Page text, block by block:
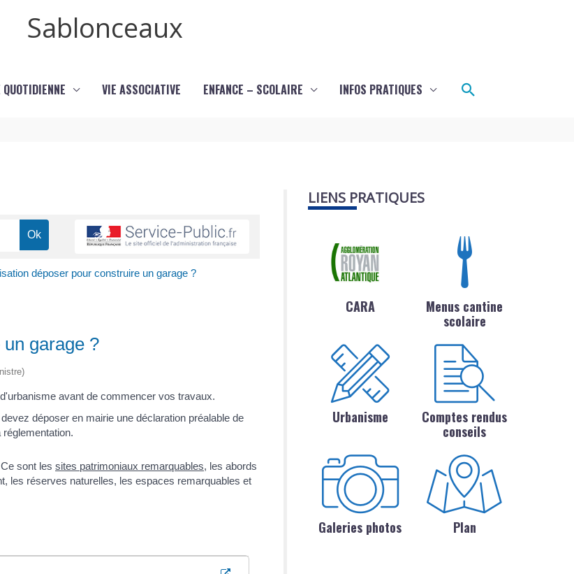
Sablonceaux
VIE ASSOCIATIVE ENFANCE – SCOLAIRE INFOS PRATIQUES Rechercher
déposer pour construire un garage ?
garage ?
avant de commencer vos travaux.
déposer en mairie une déclaration préalable de
sont les sites patrimoniaux remarquables, les abords
les réserves naturelles, les espaces remarquables et
LIENS PRATIQUES
CARA
Menus cantine
scolaire
Urbanisme
Comptes rendus
conseils
Galeries photos Plan